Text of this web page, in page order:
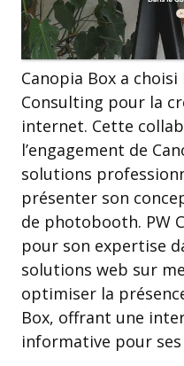
Canopia Box a choisi
Consulting pour la
internet. Cette
l’engagement de
solutions
présenter son
de photobooth. PW
pour son expertise
solutions web sur
optimiser la
Box, offrant une
informative pour